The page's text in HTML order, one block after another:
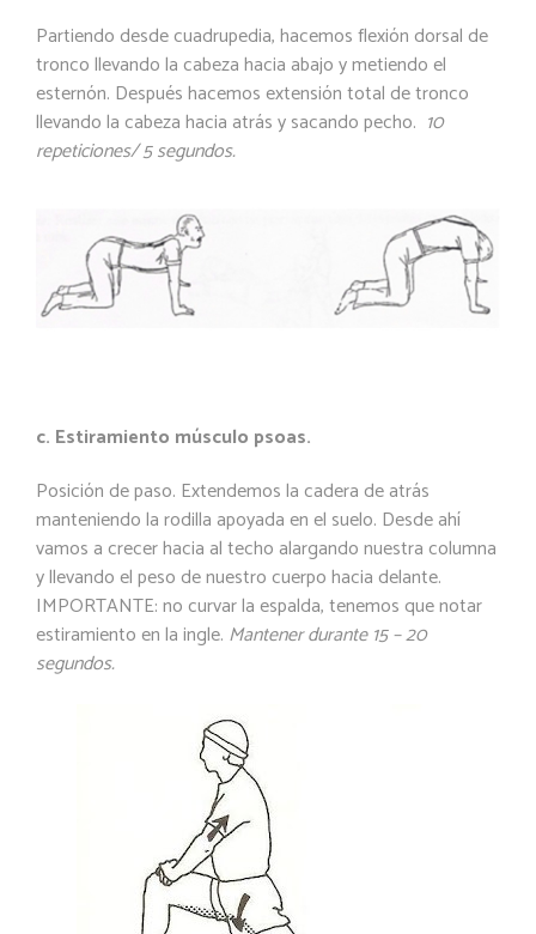
Partiendo desde cuadrupedia, hacemos flexión dorsal de
tronco llevando la cabeza hacia abajo y metiendo el
esternón. Después hacemos extensión total de tronco
llevando la cabeza hacia atrás y sacando pecho. 10
repeticiones/ 5 segundos.
c. Estiramiento músculo psoas.
Posición de paso. Extendemos la cadera de atrás
manteniendo la rodilla apoyada en el suelo. Desde ahí
vamos a crecer hacia al techo alargando nuestra columna
y llevando el peso de nuestro cuerpo hacia delante.
IMPORTANTE: no curvar la espalda, tenemos que notar
estiramiento en la ingle. Mantener durante 15 – 20
segundos.